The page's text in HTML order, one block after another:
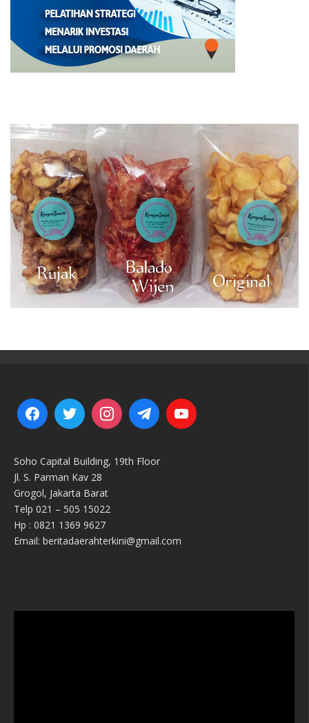
Soho Capital Building, 19th Floor
Jl. S. Parman Kav 28
Grogol, Jakarta Barat
Telp 021 – 505 15022
Hp : 0821 1369 9627
Email: beritadaerahterkini@gmail.com